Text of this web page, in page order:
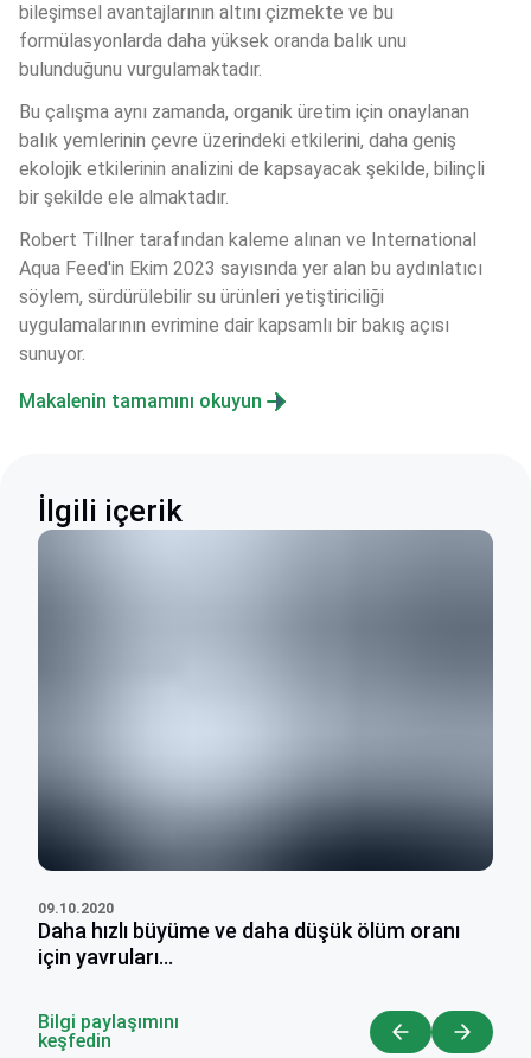
bileşimsel avantajlarının altını çizmekte ve bu
formülasyonlarda daha yüksek oranda balık unu
bulunduğunu vurgulamaktadır.
Bu çalışma aynı zamanda, organik üretim için onaylanan
balık yemlerinin çevre üzerindeki etkilerini, daha geniş
ekolojik etkilerinin analizini de kapsayacak şekilde, bilinçli
bir şekilde ele almaktadır.
Robert Tillner tarafından kaleme alınan ve International
Aqua Feed'in Ekim 2023 sayısında yer alan bu aydınlatıcı
söylem, sürdürülebilir su ürünleri yetiştiriciliği
uygulamalarının evrimine dair kapsamlı bir bakış açısı
sunuyor.
Makalenin tamamını okuyun
İlgili içerik
09.10.2020
Daha hızlı büyüme ve daha düşük ölüm oranı
için yavruları...
Bilgi paylaşımını
keşfedin